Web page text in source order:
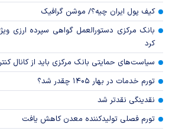
کیف پول ایران چیه؟/ موشن گرافیک
بانک مرکزی دستورالعمل گواهی سپرده ارزی
کرد
سیاست‌های حمایتی بانک مرکزی باید از کانال
تورم خدمات در بهار ۱۴۰۵ چقدر شد؟
نقدینگی نقدتر شد
تورم فصلی تولیدکننده معدن کاهش یافت